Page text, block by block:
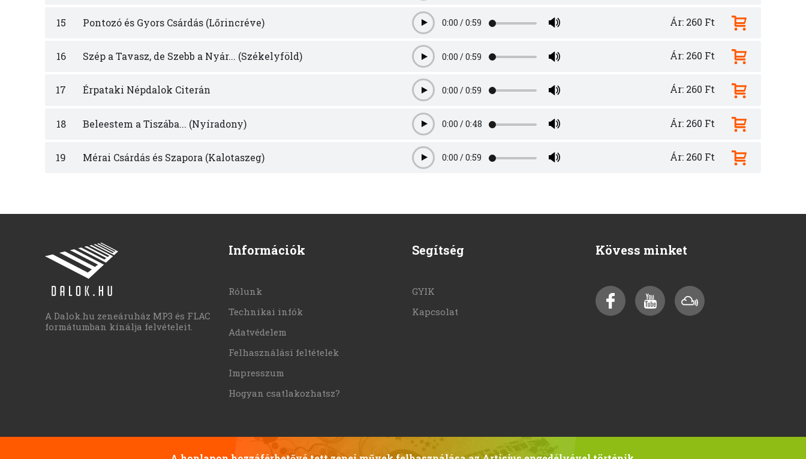
15 Pontozó és Gyors Csárdás (Lőrincréve) Play0:00 /0:59 Ár: 260 Ft
16 Szép a Tavasz, de Szebb a Nyár... (Székelyföld) Play0:00 /0:59 Ár: 260 Ft
17 Érpataki Népdalok Citerán Play0:00 /0:59 Ár: 260 Ft
18 Beleestem a Tiszába... (Nyíradony) Play0:00 /0:48 Ár: 260 Ft
19 Mérai Csárdás és Szapora (Kalotaszeg) Play0:00 /0:59 Ár: 260 Ft
A Dalok.hu zeneáruház MP3 és FLAC
formátumban kínálja felvételeit.
Információk
Rólunk
Technikai infók
Adatvédelem
Felhasználási feltételek
Impresszum
Hogyan csatlakozhatsz?
Segítség
GYIK
Kapcsolat
Kövess minket